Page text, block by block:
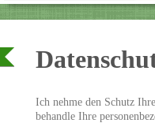
Ich nehme den Schutz
behandle Ihre